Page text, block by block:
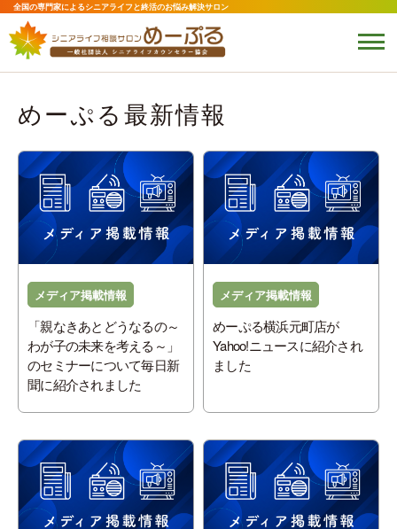
全国の専門家によるシニアライフと終活のお悩み解決サロン
めーぷる最新情報
メディア掲載情報
「親なきあとどうなるの～
わが子の未来を考える～」
のセミナーについて毎日新
聞に紹介されました
メディア掲載情報
めーぷる横浜元町店が
Yahoo!ニュースに紹介され
ました